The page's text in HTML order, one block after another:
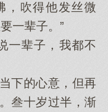
吹得他发丝微
一辈子。”
辈子，我都不
下的心意，但再
叁十岁过半，渐